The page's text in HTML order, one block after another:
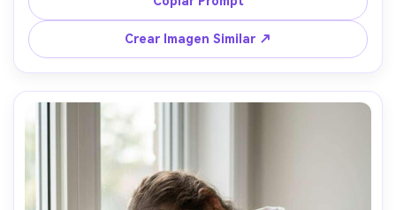
piel, sombras naturales, gradación de color rica, alta
resolución, luz cinematográfica suave --ar 4:5
Crear Imagen Similar ↗